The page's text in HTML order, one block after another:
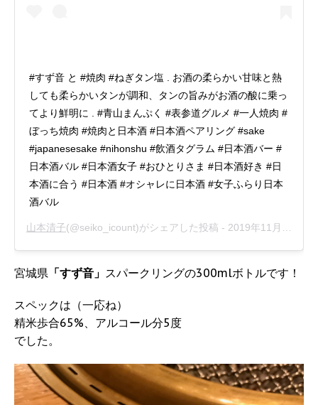
#すず音 と #焼肉 #ねぎタン塩 . お酒の柔らかい甘味と熱
しても柔らかいタンが調和、タンの旨みがお酒の酸に乗っ
てより鮮明に . #青山まんぷく #表参道グルメ #一人焼肉 #
ぼっち焼肉 #焼肉と日本酒 #日本酒ペアリング #sake
#japanesesake #nihonshu #飲酒タグラム #日本酒バー #
日本酒バル #日本酒女子 #おひとりさま #日本酒好き #日
本酒に合う #日本酒 #オシャレに日本酒 #女子ふらり日本
酒バル
山本清子(@seiko_icount)がシェアした投稿 - 2019年11月月6日午後7時07分PST
宮城県 「すず音」 スパークリングの300mlボトルです！
スペックは（一応ね）
精米歩合65%、アルコール分5度
でした。